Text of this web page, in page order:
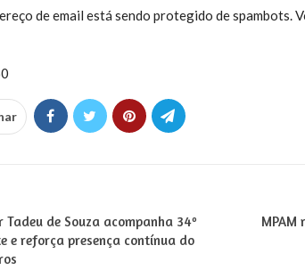
de email está sendo protegido de spambots.
de Souza acompanha 34º
e reforça presença contínua do